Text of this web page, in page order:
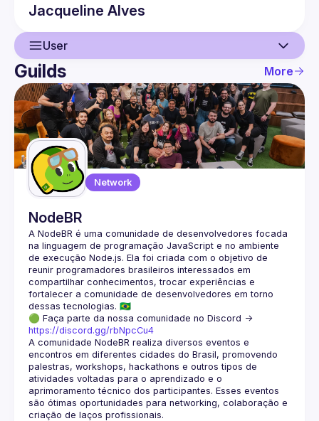
Jacqueline Alves
User
User
Events
Guilds
Guilds More
Network
NodeBR
A NodeBR é uma comunidade de desenvolvedores focada
na linguagem de programação JavaScript e no ambiente
de execução Node.js. Ela foi criada com o objetivo de
reunir programadores brasileiros interessados em
compartilhar conhecimentos, trocar experiências e
fortalecer a comunidade de desenvolvedores em torno
🟢 Faça parte da nossa comunidade no Discord ->
https://discord.gg/rbNpcCu4
A comunidade NodeBR realiza diversos eventos e
encontros em diferentes cidades do Brasil, promovendo
palestras, workshops, hackathons e outros tipos de
atividades voltadas para o aprendizado e o
aprimoramento técnico dos participantes. Esses eventos
são ótimas oportunidades para networking, colaboração e